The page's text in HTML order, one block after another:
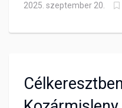
pontot.
2025. szeptember 20.